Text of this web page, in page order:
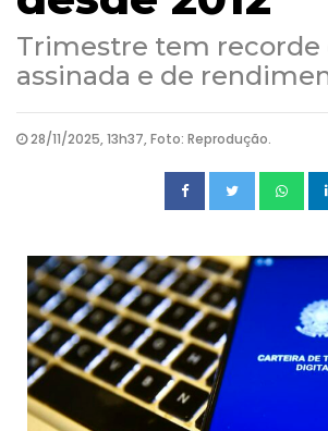
Trimestre tem recorde
assinada e de
28/11/2025, 13h37, Foto: Reprodução.